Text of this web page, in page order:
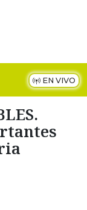
EN VIVO